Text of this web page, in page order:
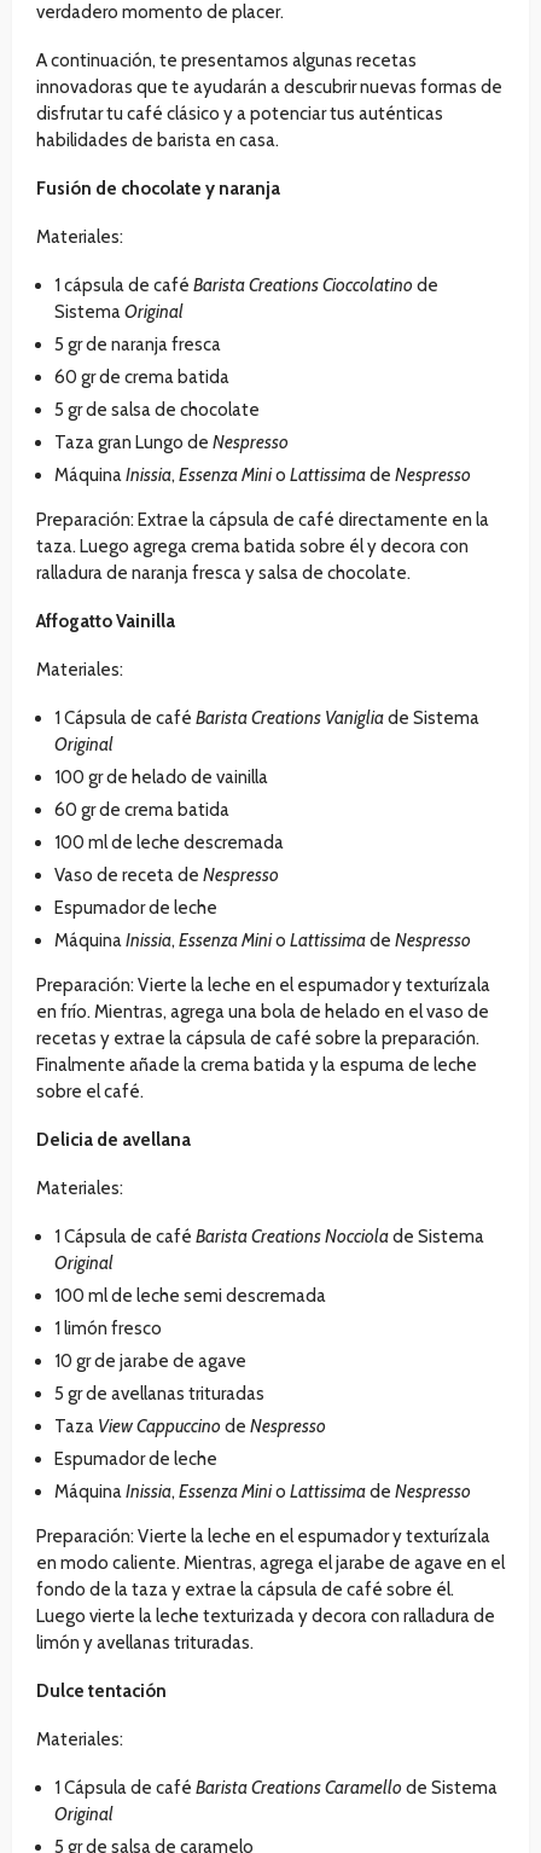
verdadero momento de placer.
A continuación, te presentamos algunas recetas
innovadoras que te ayudarán a descubrir nuevas formas de
disfrutar tu café clásico y a potenciar tus auténticas
habilidades de barista en casa.
Fusión de chocolate y naranja
Materiales:
1 cápsula de café Barista Creations Cioccolatino de
SistemaOriginal
5 gr de naranja fresca
60 gr de crema batida
5 gr de salsa de chocolate
Taza gran Lungo de Nespresso
MáquinaInissia, Essenza Minio Lattissimade Nespresso
Preparación: Extrae la cápsula de café directamente en la
taza. Luego agrega crema batida sobre él y decora con
ralladura de naranja fresca y salsa de chocolate.
Affogatto Vainilla
Materiales:
1 Cápsula de café Barista Creations Vanigliade Sistema
Original
100 gr de helado de vainilla
60 gr de crema batida
100 ml de leche descremada
Vaso de receta de Nespresso
Espumador de leche
MáquinaInissia, Essenza Minio Lattissimade Nespresso
Preparación: Vierte la leche en el espumador y texturízala
en frío. Mientras, agrega una bola de helado en el vaso de
recetas y extrae la cápsula de café sobre la preparación.
Finalmente añade la crema batida y la espuma de leche
sobre el café.
Delicia de avellana
Materiales:
1 Cápsula de café Barista Creations Nocciolade Sistema
Original
100 ml de leche semi descremada
1 limón fresco
10 gr de jarabe de agave
5 gr de avellanas trituradas
Taza ViewCappuccino de Nespresso
Espumador de leche
MáquinaInissia, Essenza Minio Lattissimade Nespresso
Preparación: Vierte la leche en el espumador y texturízala
en modo caliente. Mientras, agrega el jarabe de agave en el
fondo de la taza y extrae la cápsula de café sobre él.
Luego vierte la leche texturizada y decora con ralladura de
limón y avellanas trituradas.
Dulce tentación
Materiales:
1 Cápsula de café Barista Creations Caramello de Sistema
Original
5 gr de salsa de caramelo